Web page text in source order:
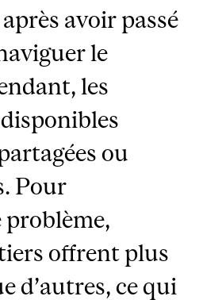
avoir passé
le
les
ou
Pour
offrent plus
d’autres, ce qui